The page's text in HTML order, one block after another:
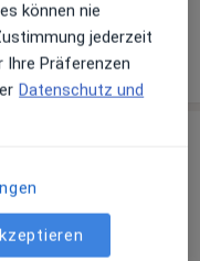
können nie
jederzeit
Ihre Präferenzen
Datenschutz und